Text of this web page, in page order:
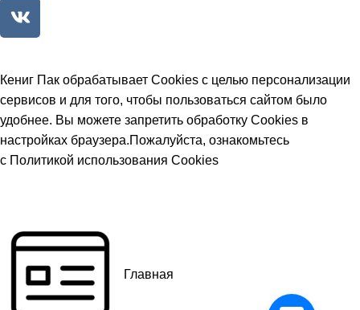
Кениг Пак обрабатывает Cookies с целью персонализации
сервисов и для того, чтобы пользоваться сайтом было
удобнее. Вы можете запретить обработку Cookies в
настройках браузера.Пожалуйста, ознакомьтесь
с Политикой использования Cookies
Главная